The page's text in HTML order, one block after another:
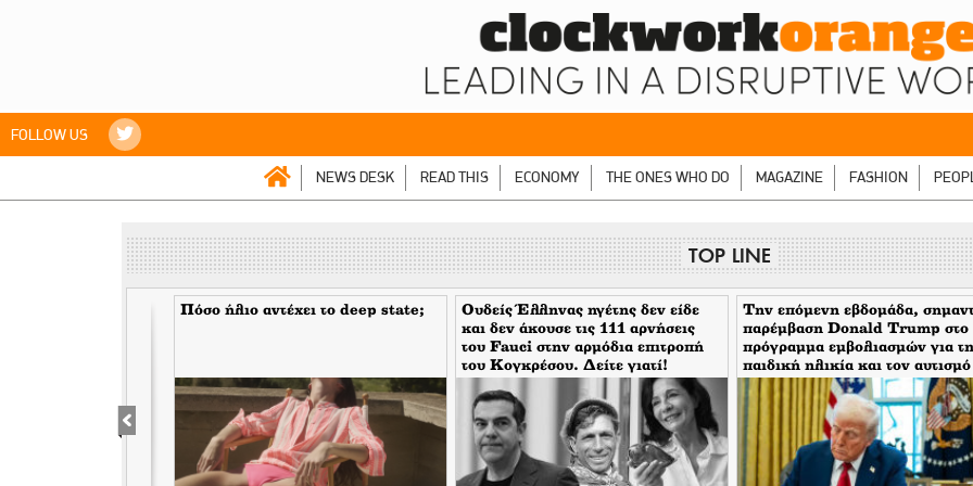
FOLLOW US
NEWS DESK READ THIS ECONOMY THE ONES WHO DO MAGAZINE FASHION
TOP LINE
Πόσο ήλιο αντέχει το deep state;
Ουδείς Έλληνας ηγέτης δεν είδε
και δεν άκουσε τις 111 αρνήσεις
του Fauci στην αρμόδια επιτροπή
του Κογκρέσου. Δείτε γιατί!
Την επόμενη εβδομάδα,
παρέμβαση Donald Trump στο
πρόγραμμα εμβολιασμών για
παιδική ηλικία και τον αυτισμό